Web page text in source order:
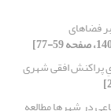
فضاهای
پراکنش افقی شهری
در شهرها مطالعه